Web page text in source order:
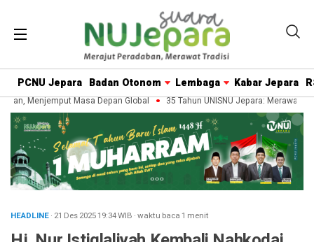
PCNU Jepara Badan Otonom Lembaga Kabar Jepara
Menjemput Masa Depan Global 35 Tahun UNISNU Jepara: Merawat
HEADLINE· 21 Des 202519:34WIB ·waktu baca 1 menit